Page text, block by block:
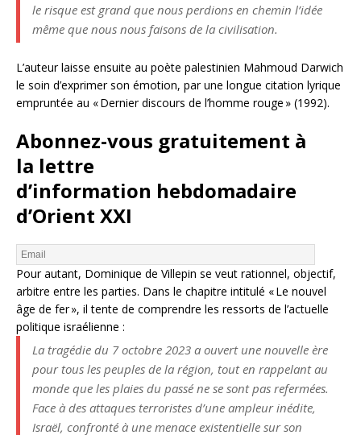
le risque est grand que nous perdions en chemin l’idée
même que nous nous faisons de la civilisation.
L’auteur laisse ensuite au poète palestinien Mahmoud Darwich
le soin d’exprimer son émotion, par une longue citation lyrique
empruntée au «Dernier discours de l’homme rouge » (1992).
Abonnez-vous gratuitement à
la lettre
d’information hebdomadaire
d’Orient XXI
Pour autant, Dominique de Villepin se veut rationnel, objectif,
arbitre entre les parties. Dans le chapitre intitulé «Le nouvel
âge de fer», il tente de comprendre les ressorts de l’actuelle
politique israélienne :
La tragédie du 7 octobre 2023 a ouvert une nouvelle ère
pour tous les peuples de la région, tout en rappelant au
monde que les plaies du passé ne se sont pas refermées.
Face à des attaques terroristes d’une ampleur inédite,
Israël, confronté à une menace existentielle sur son